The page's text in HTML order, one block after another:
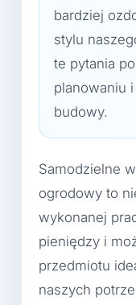
bardziej
stylu
te pytania
planowaniu
budowy.
Samodzielne
ogrodowy to
wykonanej
pieniędzy i
przedmiotu
naszych